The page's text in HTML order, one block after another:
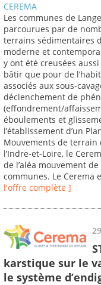
CEREMA
Les communes de
parcourues par de
terrains sédimentaires
moderne et
y ont été creusées
bâtir que pour de
associés aux sous-
déclenchement de
(effondrement/
éboulements et
l’établissement d’un
Mouvements de terrain
l’Indre-et-Loire, le
de l’aléa mouvement
communes. Le Cerema
l'offre complète ]
karstique sur le
le système